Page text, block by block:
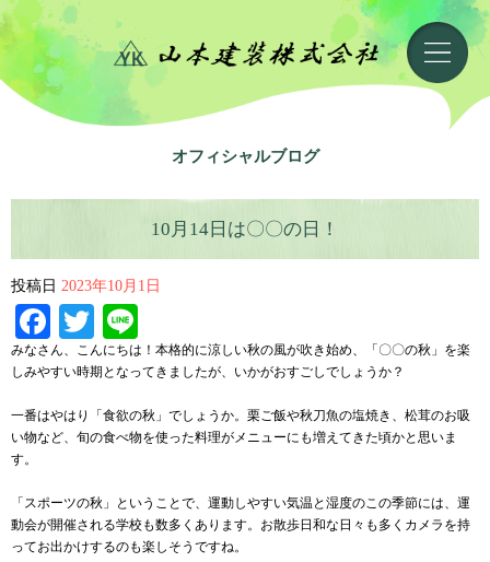
オフィシャルブログ
10月14日は〇〇の日！
投稿日 2023年10月1日
Facebook
Twitter
みなさん、こんにちは！本格的に涼しい秋の風が吹き始め、「〇〇の秋」を楽
しみやすい時期となってきましたが、いかがおすごしでしょうか？
一番はやはり「食欲の秋」でしょうか。栗ご飯や秋刀魚の塩焼き、松茸のお吸
い物など、旬の食べ物を使った料理がメニューにも増えてきた頃かと思いま
す。
「スポーツの秋」ということで、運動しやすい気温と湿度のこの季節には、運
動会が開催される学校も数多くあります。お散歩日和な日々も多くカメラを持
ってお出かけするのも楽しそうですね。